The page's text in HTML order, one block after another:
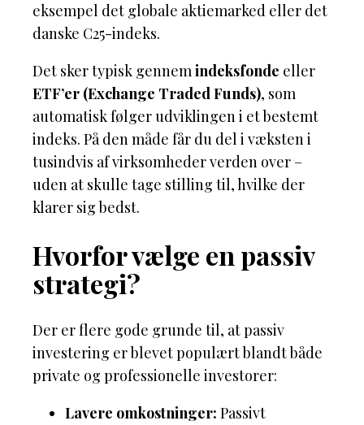
eksempel det globale aktiemarked eller det
danske C25-indeks.
Det sker typisk gennemindeksfonde eller
ETF’er (Exchange Traded Funds), som
automatisk følger udviklingen i et bestemt
indeks. På den måde får du del i væksten i
tusindvis af virksomheder verden over –
uden at skulle tage stilling til, hvilke der
klarer sig bedst.
Hvorfor vælge en passiv
strategi?
Der er flere gode grunde til, at passiv
investering er blevet populært blandt både
private og professionelle investorer:
Lavere omkostninger: Passivt